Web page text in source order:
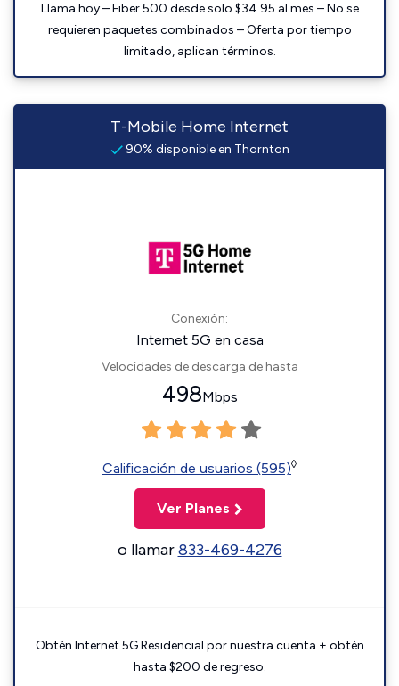
Llama hoy – Fiber 500 desde solo $34.95 al mes – No se
requieren paquetes combinados – Oferta por tiempo
limitado, aplican términos.
T-Mobile Home Internet
90% disponible en Thornton
Conexión:
Internet 5G en casa
Velocidades de descarga de hasta
498Mbps
Calificación de usuarios (595)◊
Ver Planes
o llamar833-469-4276
Obtén Internet 5G Residencial por nuestra cuenta + obtén
hasta $200 de regreso.